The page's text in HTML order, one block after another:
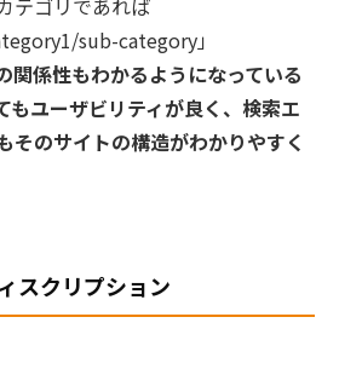
テゴリであれば
sub-category」
関係性もわかるようになっている
もユーザビリティが良く、検索エ
そのサイトの構造がわかりやすく
スクリプション